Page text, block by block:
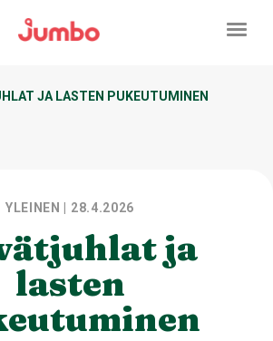
JA LASTEN PUKEUTUMINEN
YLEINEN | 28.4.2026
ja
lasten